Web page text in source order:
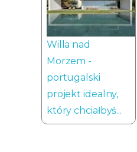
Willa nad
Morzem -
portugalski
projekt idealny,
który chciałbyś...